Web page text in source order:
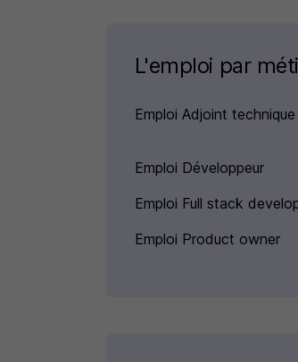
L'emploi par
Emploi Adjoint technique
Emploi Développeur
Emploi Full stack
Emploi Product owner